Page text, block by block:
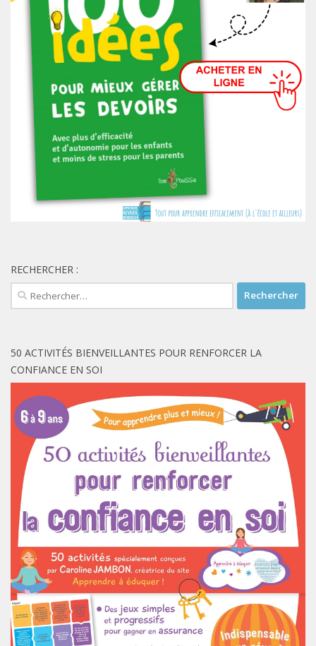
RECHERCHER :
Rechercher :
50 ACTIVITÉS BIENVEILLANTES POUR RENFORCER LA
CONFIANCE EN SOI